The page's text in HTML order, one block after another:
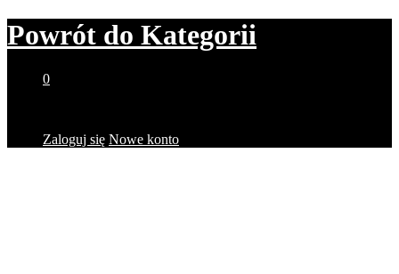
Powrót do Kategorii
0
Zaloguj się Nowe konto